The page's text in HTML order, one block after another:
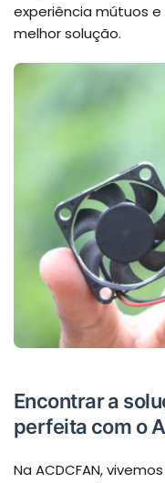
experiência mútuos
melhor solução.
Encontrar a
perfeita com o
Na ACDCFAN,